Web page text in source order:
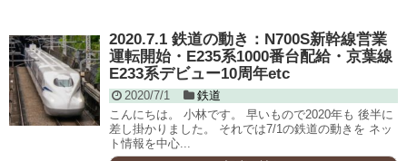
2020.7.1 鉄道の動き：N700S新幹線営業
運転開始・E235系1000番台配給・京葉線
E233系デビュー10周年etc
2020/7/1
鉄道
こんにちは。 小林です。 早いもので2020年も 後半に
差し掛かりました。 それでは7/1の鉄道の動きを ネッ
ト情報を中心...